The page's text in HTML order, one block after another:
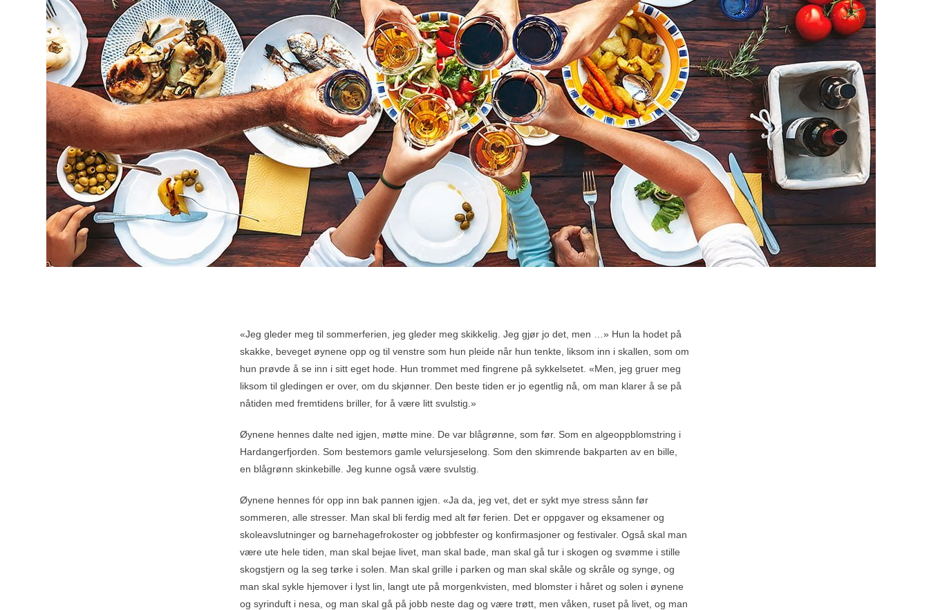
«Jeg gleder meg til sommerferien, jeg gleder meg skikkelig. Jeg gjør jo det, men …» Hun la hodet på
skakke, beveget øynene opp og til venstre som hun pleide når hun tenkte, liksom inn i skallen, som om
hun prøvde å se inn i sitt eget hode. Hun trommet med fingrene på sykkelsetet. «Men, jeg gruer meg
liksom til gledingen er over, om du skjønner. Den beste tiden er jo egentlig nå, om man klarer å se på
nåtiden med fremtidens briller, for å være litt svulstig.»
Øynene hennes dalte ned igjen, møtte mine. De var blågrønne, som før. Som en algeoppblomstring i
Hardangerfjorden. Som bestemors gamle velursjeselong. Som den skimrende bakparten av en bille,
en blågrønn skinkebille. Jeg kunne også være svulstig.
Øynene hennes fór opp inn bak pannen igjen. «Ja da, jeg vet, det er sykt mye stress sånn før
sommeren, alle stresser. Man skal bli ferdig med alt før ferien. Det er oppgaver og eksamener og
skoleavslutninger og barnehagefrokoster og jobbfester og konfirmasjoner og festivaler. Også skal man
være ute hele tiden, man skal bejae livet, man skal bade, man skal gå tur i skogen og svømme i stille
skogstjern og la seg tørke i solen. Man skal grille i parken og man skal skåle og skråle og synge, og
man skal sykle hjemover i lyst lin, langt ute på morgenkvisten, med blomster i håret og solen i øynene
og syrinduft i nesa, og man skal gå på jobb neste dag og være trøtt, men våken, ruset på livet, og man